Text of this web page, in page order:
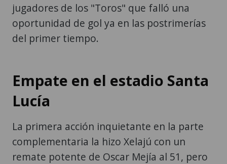
jugadores de los "Toros" que falló una
oportunidad de gol ya en las postrimerías
del primer tiempo.
Empate en el estadio Santa
Lucía
La primera acción inquietante en la parte
complementaria la hizo Xelajú con un
remate potente de Oscar Mejía al 51, pero